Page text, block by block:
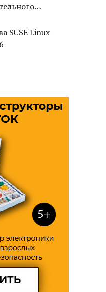
PostgreSQL
SUSE Linux